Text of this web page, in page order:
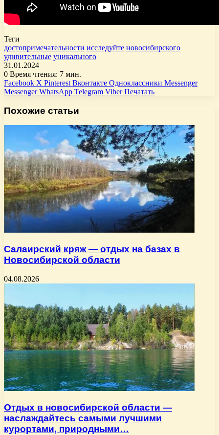
Теги
достопримечательности исследуйте новосибирского
удивительные уникального
31.01.2024
0 Время чтения: 7 мин.
Facebook X Pinterest Вконтакте Одноклассники Messenger
Messenger WhatsApp Telegram Viber Печатать
Похожие статьи
Салаирский кряж — отдых на базах в
Новосибирской области
04.08.2026
Отдых в новосибирской области —
наслаждайтесь самыми лучшими
курортами, природными…